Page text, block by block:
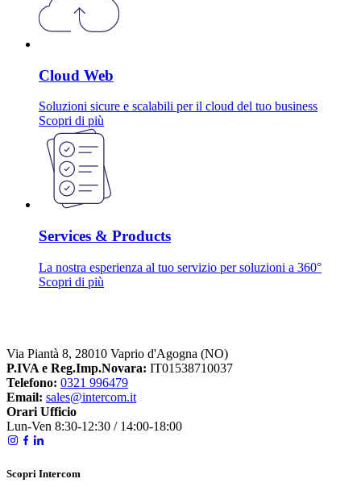
Cloud Web
Soluzioni sicure e scalabili per il cloud del tuo business
Scopri di più
Services & Products
La nostra esperienza al tuo servizio per soluzioni a 360°
Scopri di più
Via Piantà 8, 28010 Vaprio d'Agogna (NO)
P.IVA e Reg.Imp.Novara: IT01538710037
Telefono: 0321 996479
Email: sales@intercom.it
Orari Ufficio
Lun-Ven 8:30-12:30 / 14:00-18:00
Scopri Intercom